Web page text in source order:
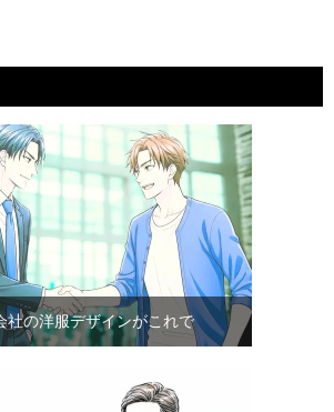
社の洋服デザインがこれで